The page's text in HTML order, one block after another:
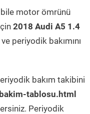
bile motor ömrünü
2018 Audi A5 1.4
periyodik bakımını
bakım takibini
tablosu.html
Periyodik